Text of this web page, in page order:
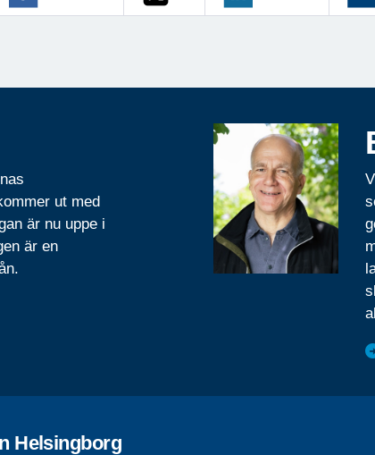
ut med
är nu uppe i
är en
Helsingborg